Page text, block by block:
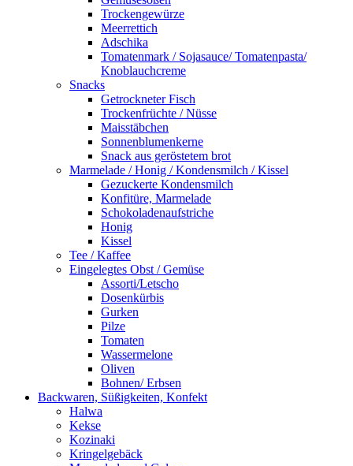
Trockengewürze
Meerrettich
Adschika
Tomatenmark / Sojasauce/ Tomatenpasta/
Knoblauchcreme
Snacks
Getrockneter Fisch
Trockenfrüchte / Nüsse
Maisstäbchen
Sonnenblumenkerne
Snack aus geröstetem brot
Marmelade / Honig / Kondensmilch / Kissel
Gezuckerte Kondensmilch
Konfitüre, Marmelade
Schokoladenaufstriche
Honig
Kissel
Tee / Kaffee
Eingelegtes Obst / Gemüse
Assorti/Letscho
Dosenkürbis
Gurken
Pilze
Tomaten
Wassermelone
Oliven
Bohnen/ Erbsen
Backwaren, Süßigkeiten, Konfekt
Halwa
Kekse
Kozinaki
Kringelgebäck